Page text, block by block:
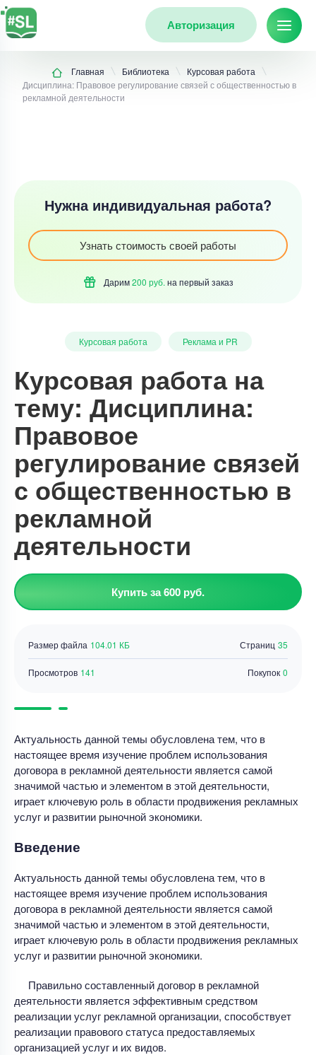
Авторизация
Главная Библиотека
Курсовая работа
Дисциплина: Правовое регулирование связей с общественностью в
рекламной деятельности
Нужна индивидуальная работа?
Узнать стоимость своей работы
Дарим200 руб. на первый заказ
Курсовая работа Реклама и PR
Курсовая работа на
тему: Дисциплина:
Правовое
регулирование связей
с общественностью в
рекламной
деятельности
Купить за 600 руб.
Страниц 35
Размер файла 104.01 КБ
Просмотров 141 Покупок 0
Актуальность данной темы обусловлена тем, что в
настоящее время изучение проблем использования
договора в рекламной деятельности является самой
значимой частью и элементом в этой деятельности,
играет ключевую роль в области продвижения рекламных
услуг и развитии рыночной экономики.
Введение
Актуальность данной темы обусловлена тем, что в
настоящее время изучение проблем использования
договора в рекламной деятельности является самой
значимой частью и элементом в этой деятельности,
играет ключевую роль в области продвижения рекламных
услуг и развитии рыночной экономики.
Правильно составленный договор в рекламной
деятельности является эффективным средством
реализации услуг рекламной организации, способствует
реализации правового статуса предоставляемых
организацией услуг и их видов.